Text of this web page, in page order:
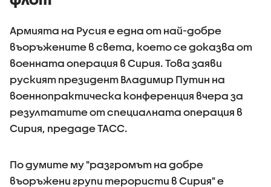
Армията на Русия е една от най-добре
въоръжените в света, което се доказва от
военната операция в Сирия. Това заяви
руският президент Владимир Путин на
военнопрактическа конференция вчера за
резултатите от специалната операция в
Сирия, предаде ТАСС.
По думите му "разгромът на добре
въоръжени групи терористи в Сирия" е